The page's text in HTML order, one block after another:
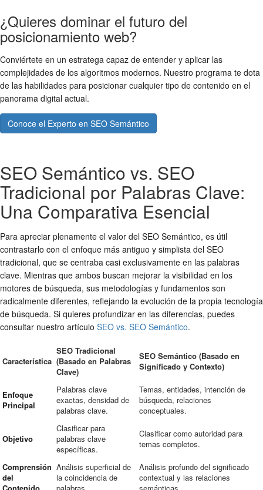
¿Quieres dominar el futuro del
posicionamiento web?
Conviértete en un estratega capaz de entender y aplicar las
complejidades de los algoritmos modernos. Nuestro programa te dota
de las habilidades para posicionar cualquier tipo de contenido en el
panorama digital actual.
Conoce el Experto en SEO Semántico
SEO Semántico vs. SEO
Tradicional por Palabras Clave:
Una Comparativa Esencial
Para apreciar plenamente el valor del SEO Semántico, es útil
contrastarlo con el enfoque más antiguo y simplista del SEO
tradicional, que se centraba casi exclusivamente en las palabras
clave. Mientras que ambos buscan mejorar la visibilidad en los
motores de búsqueda, sus metodologías y fundamentos son
radicalmente diferentes, reflejando la evolución de la propia tecnología
de búsqueda. Si quieres profundizar en las diferencias, puedes
consultar nuestro artículo SEO vs. SEO Semántico.
Característica
SEO Tradicional
(Basado en Palabras
Clave)
SEO Semántico (Basado en
Significado y Contexto)
Enfoque
Principal
Palabras clave
exactas, densidad de
palabras clave.
Temas, entidades, intención de
búsqueda, relaciones
conceptuales.
Objetivo
Clasificar para
palabras clave
específicas.
Clasificar como autoridad para
temas completos.
Comprensión
del
Análisis superficial de
la coincidencia de
Análisis profundo del significado
contextual y las relaciones